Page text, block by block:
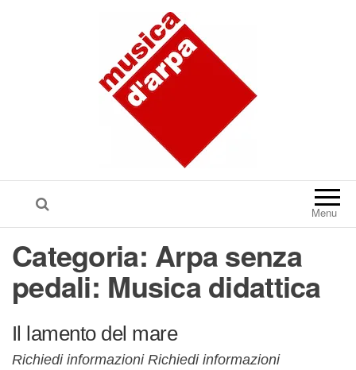
Menu
Categoria: Arpa senza
pedali: Musica didattica
Il lamento del mare
Richiedi informazioni Richiedi informazioni